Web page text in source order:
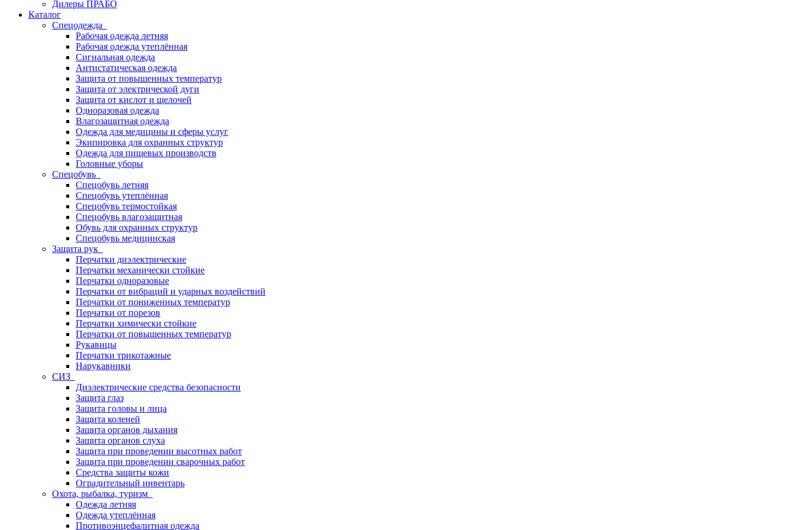
Дилеры ПРАБО
Каталог
Спецодежда
Рабочая одежда летняя
Рабочая одежда утеплённая
Сигнальная одежда
Антистатическая одежда
Защита от повышенных температур
Защита от электрической дуги
Защита от кислот и щелочей
Одноразовая одежда
Влагозащитная одежда
Одежда для медицины и сферы услуг
Экипировка для охранных структур
Одежда для пищевых производств
Головные уборы
Спецобувь
Спецобувь летняя
Спецобувь утеплённая
Спецобувь термостойкая
Спецобувь влагозащитная
Обувь для охранных структур
Спецобувь медицинская
Защита рук
Перчатки диэлектрические
Перчатки механически стойкие
Перчатки одноразовые
Перчатки от вибраций и ударных воздействий
Перчатки от пониженных температур
Перчатки от порезов
Перчатки химически стойкие
Перчатки от повышенных температур
Рукавицы
Перчатки трикотажные
Нарукавники
СИЗ
Диэлектрические средства безопасности
Защита глаз
Защита головы и лица
Защита коленей
Защита органов дыхания
Защита органов слуха
Защита при проведении высотных работ
Защита при проведении сварочных работ
Средства защиты кожи
Оградительный инвентарь
Охота, рыбалка, туризм
Одежда летняя
Одежда утеплённая
Противоэнцефалитная одежда